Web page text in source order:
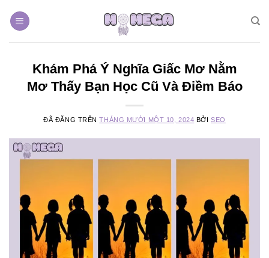
đến
Khám Phá Ý Nghĩa Giấc Mơ Nằm
Mơ Thấy Bạn Học Cũ Và Điềm Báo
ĐÃ ĐĂNG TRÊNTHÁNG MƯỜI MỘT 10, 2024 BỞISEO